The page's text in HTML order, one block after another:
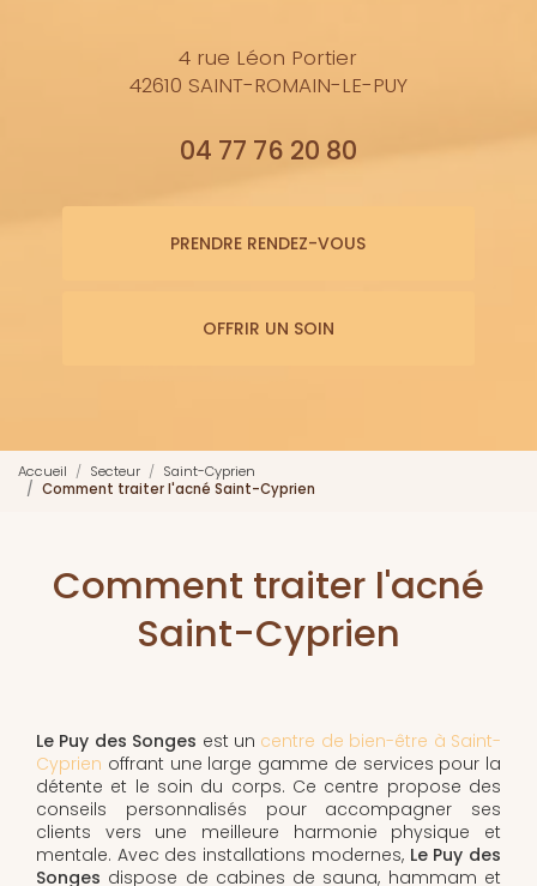
4 rue Léon Portier
42610 SAINT-ROMAIN-LE-PUY
04 77 76 20 80
PRENDRE RENDEZ-VOUS
OFFRIR UN SOIN
Accueil Secteur
Saint-Cyprien
Comment traiter l'acné Saint-Cyprien
Comment traiter l'acné
Saint-Cyprien
Le Puy des Songes est un centre de bien-être à Saint-
Cyprien offrant une large gamme de services pour la
détente et le soin du corps. Ce centre propose des
conseils personnalisés pour accompagner ses
clients vers une meilleure harmonie physique et
mentale. Avec des installations modernes, Le Puy des
Songes dispose de cabines de sauna, hammam et